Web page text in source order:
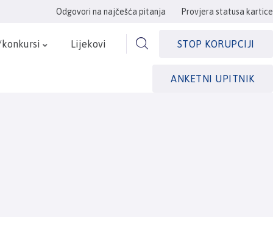
Odgovori na najčešća pitanja Provjera statusa kartice
Lijekovi STOP KORUPCIJI
ANKETNI UPITNIK